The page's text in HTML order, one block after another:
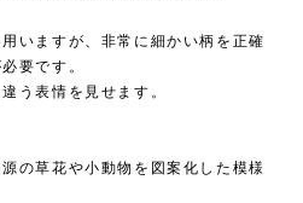
いますが、非常に細かい柄を正確
要です。
う表情を見せます。
の草花や小動物を図案化した模様